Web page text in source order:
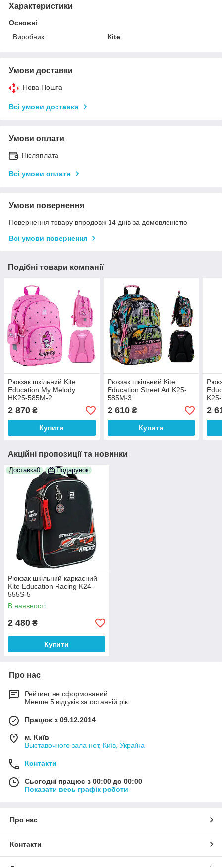
Характеристики
Основні
Виробник
Kite
Умови доставки
Нова Пошта
Всі умови доставки
Умови оплати
Післяплата
Всі умови оплати
Умови повернення
Повернення товару впродовж 14 днів за домовленістю
Всі умови повернення
Подібні товари компанії
Рюкзак шкільний Kite
Education My Melody
HK25-585M-2
2 870 ₴
Купити
Рюкзак шкільний Kite
Education Street Art K25-
585M-3
2 610₴
Купити
2
Акційні пропозиції та новинки
Доставка0 Подарунок
Рюкзак шкільний каркасний
Kite Education Racing K24-
555S-5
В наявності
2 480 ₴
Купити
Про нас
Рейтинг не сформований
Менше 5 відгуків за останній рік
Працює з 09.12.2014
м. Київ
Выставочного зала нет, Київ, Україна
Контакти
Сьогодні працює з 00:00 до 00:00
Показати весь графік роботи
Про нас
Контакти